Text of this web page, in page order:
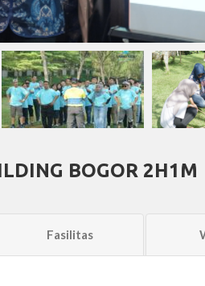
BOGOR 2H1M
Fasilitas